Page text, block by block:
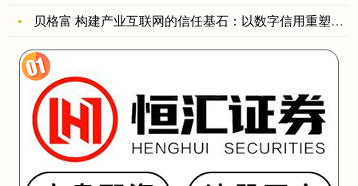
贝格富 构建产业互联网的信任基石：以数字信用重塑供应链金融生